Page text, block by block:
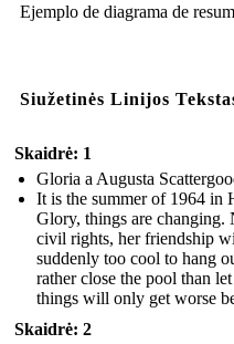
Ejemplo de diagrama de
Siužetinės Linijos
Skaidrė: 1
Gloria a Augusta
It is the summer of 1964 in
Glory, things are changing.
civil rights, her friendship
suddenly too cool to hang
rather close the pool than
things will only get worse
Skaidrė: 2